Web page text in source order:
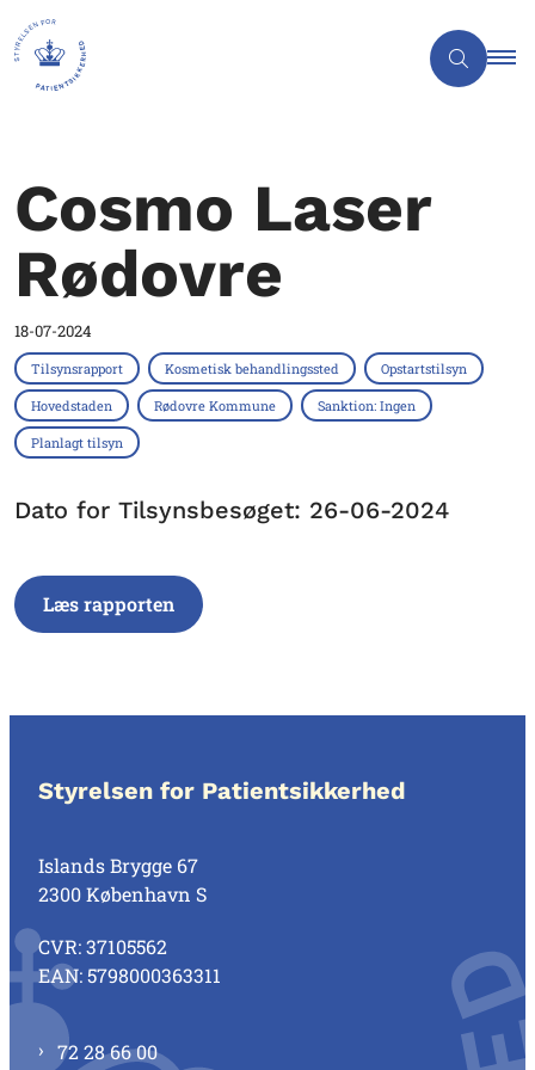
Cosmo Laser
Rødovre
18-07-2024
Tilsynsrapport Kosmetisk behandlingssted Opstartstilsyn
Hovedstaden Rødovre Kommune Sanktion: Ingen
Planlagt tilsyn
Dato for Tilsynsbesøget: 26-06-2024
Læs rapporten
Styrelsen for Patientsikkerhed
Islands Brygge 67
2300 København S
CVR: 37105562
EAN: 5798000363311
72 28 66 00